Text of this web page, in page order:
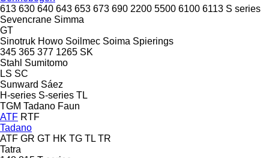
613 630 640 643 653 673 690 2200 5500 6100 6113 S series
Sevencrane Simma
GT
Sinotruk Howo Soilmec Soima Spierings
345 365 377 1265 SK
Stahl Sumitomo
LS SC
Sunward Sáez
H-series S-series TL
TGM Tadano Faun
ATF RTF
Tadano
ATF GR GT HK TG TL TR
Tatra